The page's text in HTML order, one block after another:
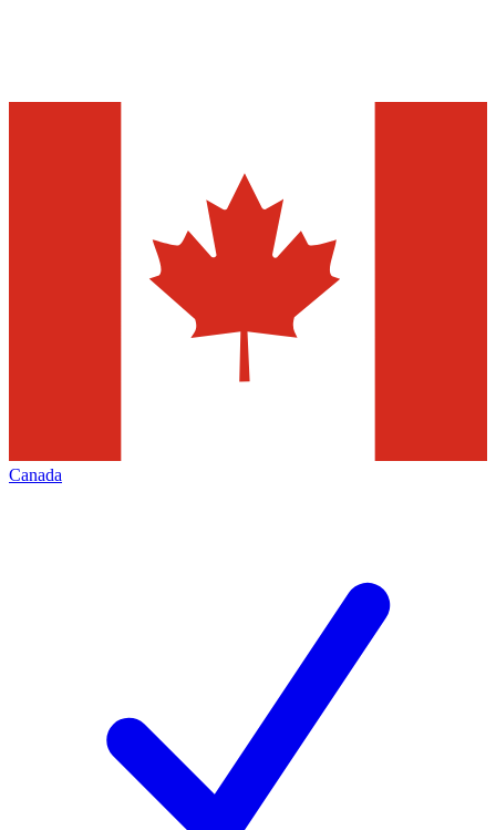
Canada